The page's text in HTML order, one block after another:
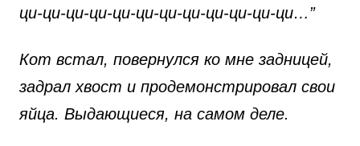
ци-ци-ци-ци-ци-ци-ци-ци-ци-ци-ци-ци…”
Кот встал, повернулся ко мне задницей,
задрал хвост и продемонстрировал свои
яйца. Выдающиеся, на самом деле.